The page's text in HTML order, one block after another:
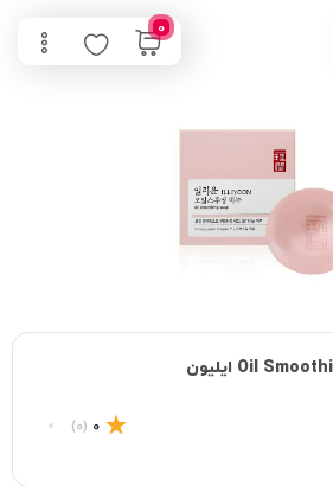
0
0
(0)